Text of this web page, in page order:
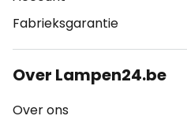
Fabrieksgarantie
Over Lampen24.be
Over ons